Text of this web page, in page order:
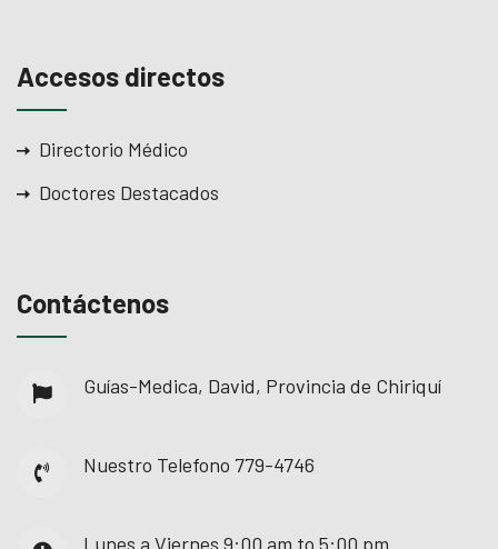
Accesos directos
Directorio Médico
Doctores Destacados
Contáctenos
Guías-Medica, David, Provincia de Chiriquí
Nuestro Telefono 779-4746
Lunes a Viernes 9:00 am to 5:00 pm